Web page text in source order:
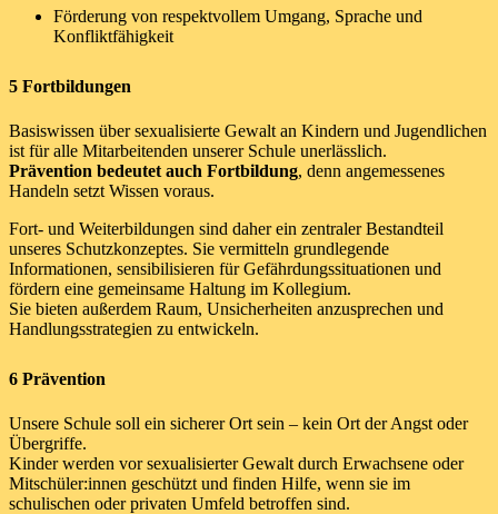
Förderung von respektvollem Umgang, Sprache und
Konfliktfähigkeit
5 Fortbildungen
Basiswissen über sexualisierte Gewalt an Kindern und Jugendlichen
ist für alle Mitarbeitenden unserer Schule unerlässlich.
Prävention bedeutet auch Fortbildung, denn angemessenes
Handeln setzt Wissen voraus.
Fort- und Weiterbildungen sind daher ein zentraler Bestandteil
unseres Schutzkonzeptes. Sie vermitteln grundlegende
Informationen, sensibilisieren für Gefährdungssituationen und
fördern eine gemeinsame Haltung im Kollegium.
Sie bieten außerdem Raum, Unsicherheiten anzusprechen und
Handlungsstrategien zu entwickeln.
6 Prävention
Unsere Schule soll ein sicherer Ort sein – kein Ort der Angst oder
Übergriffe.
Kinder werden vor sexualisierter Gewalt durch Erwachsene oder
Mitschüler:innen geschützt und finden Hilfe, wenn sie im
schulischen oder privaten Umfeld betroffen sind.